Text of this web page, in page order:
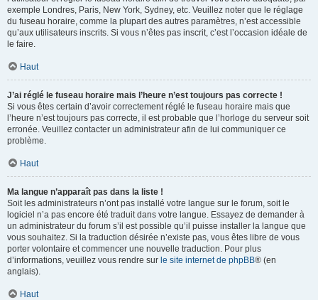
exemple Londres, Paris, New York, Sydney, etc. Veuillez noter que le réglage
du fuseau horaire, comme la plupart des autres paramètres, n’est accessible
qu’aux utilisateurs inscrits. Si vous n’êtes pas inscrit, c’est l’occasion idéale de
le faire.
Haut
J’ai réglé le fuseau horaire mais l’heure n’est toujours pas correcte !
Si vous êtes certain d’avoir correctement réglé le fuseau horaire mais que
l’heure n’est toujours pas correcte, il est probable que l’horloge du serveur soit
erronée. Veuillez contacter un administrateur afin de lui communiquer ce
problème.
Haut
Ma langue n’apparaît pas dans la liste !
Soit les administrateurs n’ont pas installé votre langue sur le forum, soit le
logiciel n’a pas encore été traduit dans votre langue. Essayez de demander à
un administrateur du forum s’il est possible qu’il puisse installer la langue que
vous souhaitez. Si la traduction désirée n’existe pas, vous êtes libre de vous
porter volontaire et commencer une nouvelle traduction. Pour plus
d’informations, veuillez vous rendre sur le site internet de phpBB® (en
anglais).
Haut